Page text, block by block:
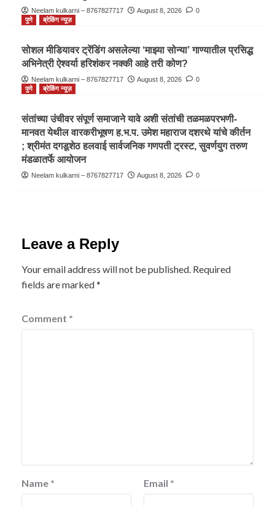
Neelam kulkarni – 8767827717 August 8, 2026
0
पुणे
ब्रेकिंग न्यूज़
सोशल मीडियावर ट्रेंडिंग असलेल्या ‘माझ्या सोन्या’ गाण्यातील प्रसिद्ध
अभिनेत्री ऐश्वर्या हरिशंकर नक्की आहे तरी कोण?
Neelam kulkarni – 8767827717 August 8, 2026
0
पुणे
ब्रेकिंग न्यूज़
संतांच्या उंचीवर संपूर्ण समाजाने यावे अशी संतांची तळमळपरभणी-
मानवत येथील वारकरीभूषण ह.भ.प. उमेश महाराज दशरथे यांचे कीर्तन
; श्रीमंत दगडूशेठ हलवाई सार्वजनिक गणपती ट्रस्ट, सुवर्णयुग तरुण
मंडळातर्फे आयोजन
Neelam kulkarni – 8767827717 August 8, 2026 0
Leave a Reply
Your email address will not be published. Required
fields are marked*
Comment *
Name * Email *